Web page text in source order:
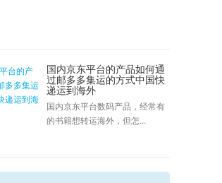
国内京东平台的产品如何通
过邮多多集运的方式中国快
递运到海外
国内京东平台数码产品，经常有
的书籍想转运海外，但怎...